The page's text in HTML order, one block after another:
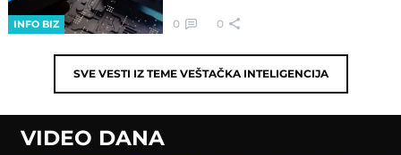
INFO BIZ 0 0
SVE VESTI IZ TEME VEŠTAČKA INTELIGENCIJA
VIDEO DANA